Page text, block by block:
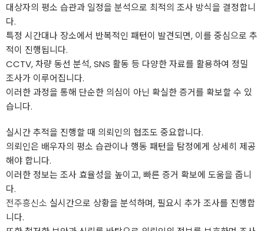
대상자의 평소 습관과 일정을 분석으로 최적의 조사 방식을 결정합니
다.
특정 시간대나 장소에서 반복적인 패턴이 발견되면, 이를 중심으로 추
적이 진행됩니다.
CCTV, 차량 동선 분석, SNS 활동 등 다양한 자료를 활용하여 정밀
조사가 이루어집니다.
이러한 과정을 통해 단순한 의심이 아닌 확실한 증거를 확보할 수 있
습니다.
실시간 추적을 진행할 때 의뢰인의 협조도 중요합니다.
의뢰인은 배우자의 평소 습관이나 행동 패턴을 탐정에게 상세히 제공
해야 합니다.
이러한 정보는 조사 효율성을 높이고, 빠른 증거 확보에 도움을 줍니
다.
전주흥신소 실시간으로 상황을 분석하며, 필요시 추가 조사를 진행합
니다.